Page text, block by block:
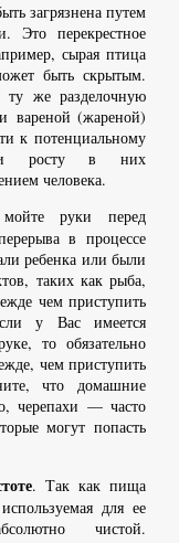
загрязнена путем
Это перекрестное
сырая птица
быть скрытым.
ту же разделочную
вареной (жареной)
к потенциальному
и росту в них
человека.
руки перед
в процессе
ребенка или были
таких как рыба,
чем приступить
у Вас имеется
то обязательно
чем приступить
что домашние
черепахи — часто
могут попасть
. Так как пища
для ее
чистой.